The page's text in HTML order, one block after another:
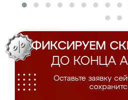
ФИКСИРУЕМ
ДО КОНЦА
Оставьте заявку